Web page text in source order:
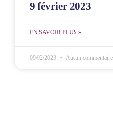
9 février 2023
EN SAVOIR PLUS »
09/02/2023 Aucun commentaire